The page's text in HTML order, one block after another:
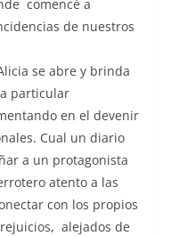
comencé a
de nuestros
se abre y brinda
particular
en el devenir
Cual un diario
a un protagonista
atento a las
con los propios
alejados de